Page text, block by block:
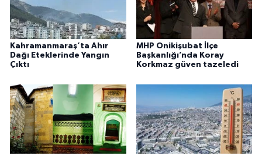
Kahramanmaraş’ta Ahır
Dağı Eteklerinde Yangın
Çıktı
MHP Onikişubat İlçe
Başkanlığı’nda Koray
Korkmaz güven tazeledi